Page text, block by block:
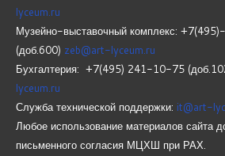
lyceum.ru
Музейно-выставочный комплекс:
(доб.600) zeb@art-lyceum.ru
Бухгалтерия: +7(495) 241-10-75
lyceum.ru
Служба технической поддержки: it@art-
Любое использование материалов сайта
письменного согласия МЦХШ при РАХ.